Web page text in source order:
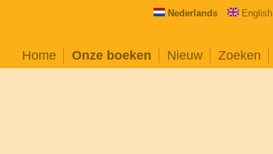
Nederlands English
Home Onze boeken Nieuw Zoeken